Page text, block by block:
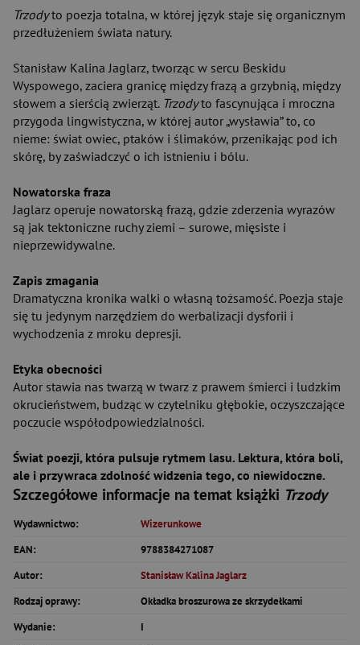
Trzodyto poezja totalna, w której język staje się organicznym
przedłużeniem świata natury.
Stanisław Kalina Jaglarz, tworząc w sercu Beskidu
Wyspowego, zaciera granicę między frazą a grzybnią, między
słowem a sierścią zwierząt. Trzodyto fascynująca i mroczna
przygoda lingwistyczna, w której autor „wysławia” to, co
nieme: świat owiec, ptaków i ślimaków, przenikając pod ich
skórę, by zaświadczyć o ich istnieniu i bólu.
Nowatorska fraza
Jaglarz operuje nowatorską frazą, gdzie zderzenia wyrazów
są jak tektoniczne ruchy ziemi – surowe, mięsiste i
nieprzewidywalne.
Zapis zmagania
Dramatyczna kronika walki o własną tożsamość. Poezja staje
się tu jedynym narzędziem do werbalizacji dysforii i
wychodzenia z mroku depresji.
Etyka obecności
Autor stawia nas twarzą w twarz z prawem śmierci i ludzkim
okrucieństwem, budząc w czytelniku głębokie, oczyszczające
poczucie współodpowiedzialności.
Świat poezji, która pulsuje rytmem lasu. Lektura, która boli,
ale i przywraca zdolność widzenia tego, co niewidoczne.
Szczegółowe informacje na temat książki Trzody
Wydawnictwo:
Wizerunkowe
EAN:
9788384271087
Autor:
Stanisław Kalina Jaglarz
Rodzaj oprawy:
Okładka broszurowa ze skrzydełkami
Wydanie:
I